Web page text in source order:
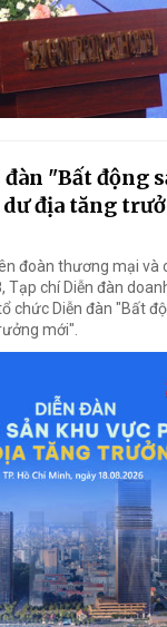
đàn "Bất động
địa tăng
đoàn thương mại và
Tạp chí Diễn đàn
chức Diễn đàn "Bất
mới".